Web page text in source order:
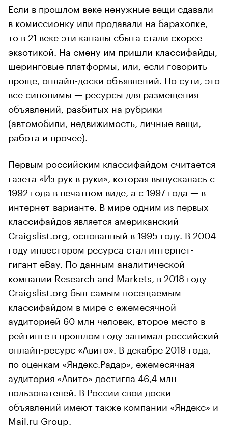
Если в прошлом веке ненужные вещи сдавали
в комиссионку или продавали на барахолке,
то в 21 веке эти каналы сбыта стали скорее
экзотикой. На смену им пришли классифайды,
шеринговые платформы, или, если говорить
проще, онлайн-доски объявлений. По сути, это
все синонимы — ресурсы для размещения
объявлений, разбитых на рубрики
(автомобили, недвижимость, личные вещи,
работа и прочее).
Первым российским классифайдом считается
газета «Из рук в руки», которая выпускалась с
1992 года в печатном виде, а с 1997 года — в
интернет-варианте. В мире одним из первых
классифайдов является американский
Craigslist.org, основанный в 1995 году. В 2004
году инвестором ресурса стал интернет-
гигант eBay. По данным аналитической
компании Research and Markets, в 2018 году
Craigslist.org был самым посещаемым
классифайдом в мире с ежемесячной
аудиторией 60 млн человек, второе место в
рейтинге в прошлом году занимал российский
онлайн-ресурс «Авито». В декабре 2019 года,
по оценкам «Яндекс.Радар», ежемесячная
аудитория «Авито» достигла 46,4 млн
пользователей. В России свои доски
объявлений имеют также компании «Яндекс» и
Mail.ru Group.